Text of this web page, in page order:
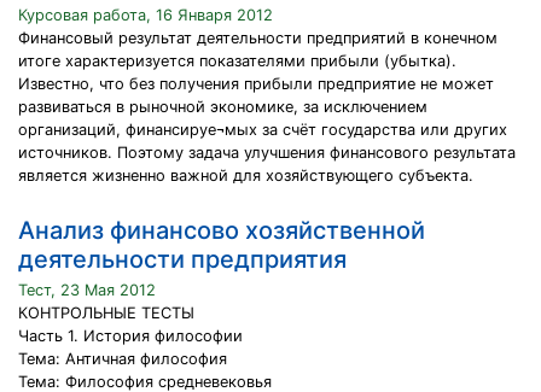
Курсовая работа, 16 Января 2012
Финансовый результат деятельности предприятий в конечном
итоге характеризуется показателями прибыли (убытка).
Известно, что без получения прибыли предприятие не может
развиваться в рыночной экономике, за исключением
организаций, финансируе¬мых за счёт государства или других
источников. Поэтому задача улучшения финансового результата
является жизненно важной для хозяйствующего субъекта.
Анализ финансово хозяйственной
деятельности предприятия
Тест, 23 Мая 2012
КОНТРОЛЬНЫЕ ТЕСТЫ
Часть 1. История философии
Тема: Античная философия
Тема: Философия средневековья